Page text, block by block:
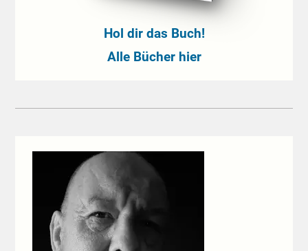
Hol dir das Buch!
Alle Bücher hier